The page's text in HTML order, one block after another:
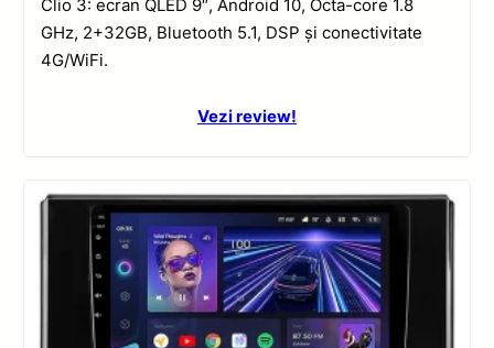
Clio 3: ecran QLED 9″, Android 10, Octa-core 1.8
GHz, 2+32GB, Bluetooth 5.1, DSP și conectivitate
4G/WiFi.
Vezi review!